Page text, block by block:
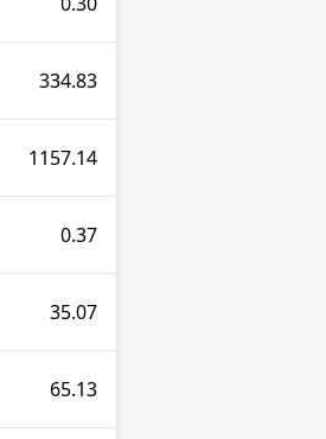
334.83
1157.14
0.37
35.07
65.13